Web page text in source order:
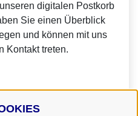
digitalen Postkorb
Sie einen Überblick
und können mit uns
Kontakt treten.